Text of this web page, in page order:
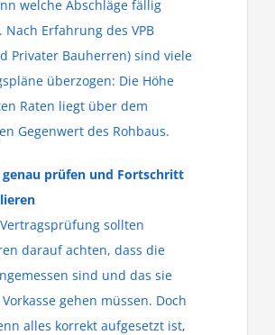
welche Abschläge fällig
Nach Erfahrung des VPB
Privater Bauherren) sind viele
überzogen: Die Höhe
Raten liegt über dem
Gegenwert des Rohbaus.
genau prüfen und Fortschritt
sollten
darauf achten, dass die
sind und das sie
gehen müssen. Doch
alles korrekt aufgesetzt ist,